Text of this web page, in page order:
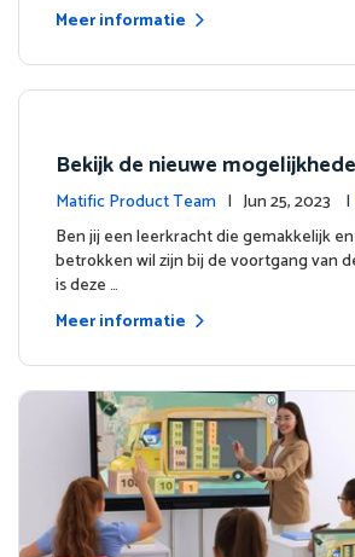
Meer informatie
Bekijk de nieuwe
dashboard
Matific Product Team | Jun 25, 2023 |
s
Ben jij een leerkracht die gemakkelijk
betrokken wil zijn bij de voortgang van
is deze …
Meer informatie